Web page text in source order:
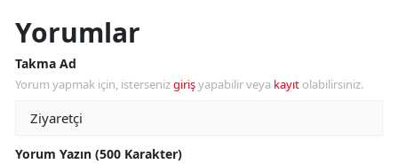
Yorumlar
Takma Ad
Yorum yapmak için, istersenizgirişyapabilir veya kayıt olabilirsiniz.
Yorum Yazın (500 Karakter)